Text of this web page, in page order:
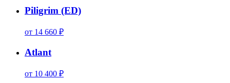
Piligrim (ED)
от 14 660 ₽
Atlant
от 10 400 ₽